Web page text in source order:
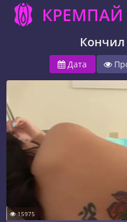
КРЕМПАЙ
Дата
15975